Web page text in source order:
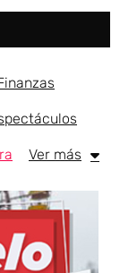
Ver más